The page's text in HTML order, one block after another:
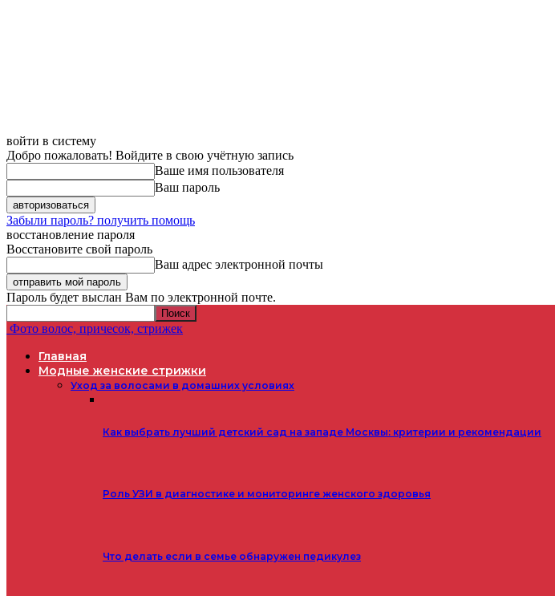
войти в систему
Добро пожаловать! Войдите в свою учётную запись
Ваше имя пользователя
Ваш пароль
Забыли пароль? получить помощь
восстановление пароля
Восстановите свой пароль
Ваш адрес электронной почты
Пароль будет выслан Вам по электронной почте.
Фото волос, причесок, стрижек
Главная
Модные женские стрижки
Уход за волосами в домашних условиях
Как выбрать лучший детский сад на западе Москвы: критерии и рекомендации
Роль УЗИ в диагностике и мониторинге женского здоровья
Что делать если в семье обнаружен педикулез